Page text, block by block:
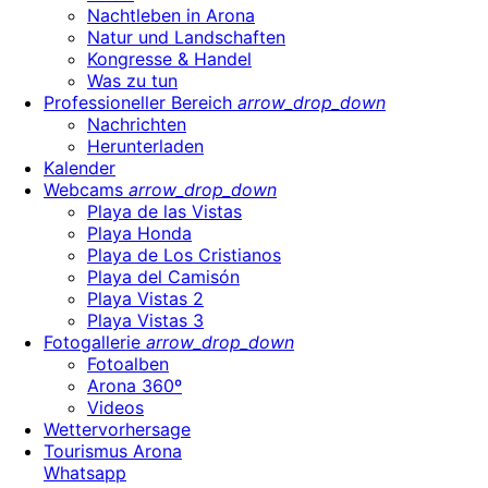
Nachtleben in Arona
Natur und Landschaften
Kongresse & Handel
Was zu tun
Professioneller Bereich arrow_drop_down
Nachrichten
Herunterladen
Kalender
Webcams arrow_drop_down
Playa de las Vistas
Playa Honda
Playa de Los Cristianos
Playa del Camisón
Playa Vistas 2
Playa Vistas 3
Fotogallerie arrow_drop_down
Fotoalben
Arona 360º
Videos
Wettervorhersage
Tourismus Arona
Whatsapp